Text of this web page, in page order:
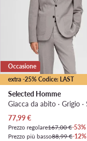
extra -25% Codice: LAST
Occasione
Selected Homme
Prezzo attuale
77,99€
Prezzo regolare167,00 €-53%
Prezzo più basso88,99 €-12%